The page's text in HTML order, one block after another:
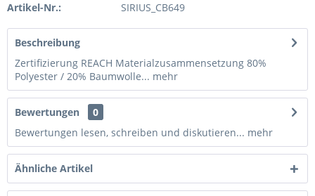
Artikel-Nr.: SIRIUS_CB649
Beschreibung
Zertifizierung REACH Materialzusammensetzung 80%
Polyester / 20% Baumwolle... mehr
Bewertungen
0
Bewertungen lesen, schreiben und diskutieren... mehr
Ähnliche Artikel